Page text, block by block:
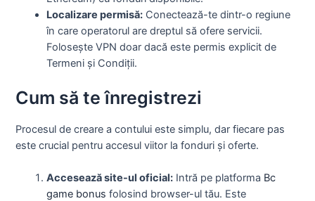
Localizare permisă: Conectează-te dintr-o regiune
în care operatorul are dreptul să ofere servicii.
Folosește VPN doar dacă este permis explicit de
Termeni și Condiții.
Cum să te înregistrezi
Procesul de creare a contului este simplu, dar fiecare pas
este crucial pentru accesul viitor la fonduri și oferte.
Accesează site-ul oficial: Intră pe platforma Bc
game bonus folosind browser-ul tău. Este